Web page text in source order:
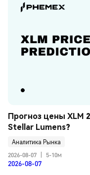
Прогноз цены XLM
Stellar Lumens?
Аналитика Рынка
2026-08-07
5-10м
2026-08-07